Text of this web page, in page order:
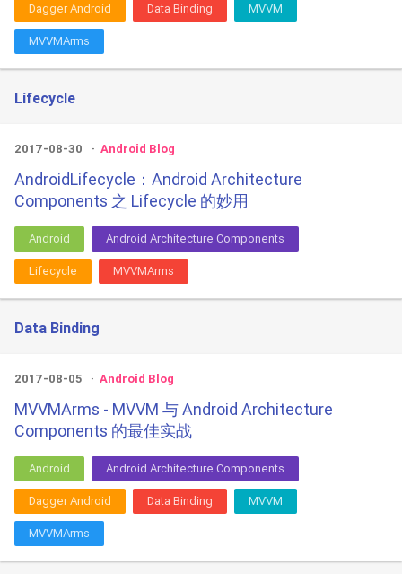
Dagger Android Data Binding MVVM
MVVMArms
Lifecycle
2017-08-30 Android Blog
AndroidLifecycle：Android Architecture
Components 之 Lifecycle 的妙用
Android Android Architecture Components
Lifecycle MVVMArms
Data Binding
2017-08-05 Android Blog
MVVMArms - MVVM 与 Android Architecture
Components 的最佳实战
Android Android Architecture Components
Dagger Android Data Binding MVVM
MVVMArms